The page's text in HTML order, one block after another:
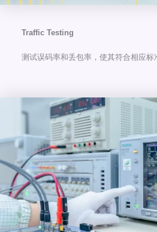
Traffic Testing
测试误码率和丢包率，使其符合相应标